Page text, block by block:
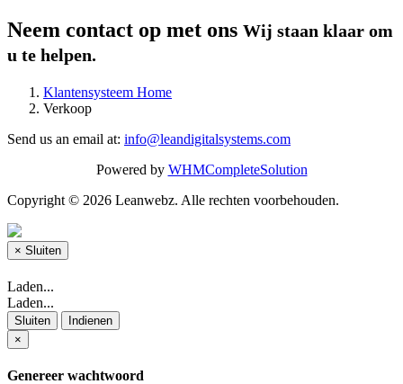
Neem contact op met ons Wij staan klaar om
u te helpen.
Klantensysteem Home
Verkoop
Send us an email at: info@leandigitalsystems.com
Powered by WHMCompleteSolution
Copyright © 2026 Leanwebz. Alle rechten voorbehouden.
× Sluiten
Laden...
Laden...
Sluiten
Indienen
×
Genereer wachtwoord